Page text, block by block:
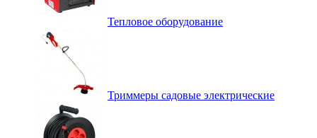
Тепловое оборудование
Триммеры садовые электрические